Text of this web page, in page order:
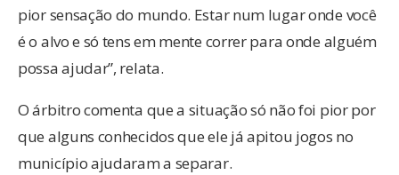
pior sensação do mundo. Estar num lugar onde você
é o alvo e só tens em mente correr para onde alguém
possa ajudar”, relata.
O árbitro comenta que a situação só não foi pior por
que alguns conhecidos que ele já apitou jogos no
município ajudaram a separar.